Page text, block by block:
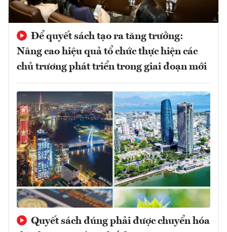
Để quyết sách tạo ra tăng trưởng:
Nâng cao hiệu quả tổ chức thực hiện các
chủ trương phát triển trong giai đoạn mới
Quyết sách đúng phải được chuyển hóa